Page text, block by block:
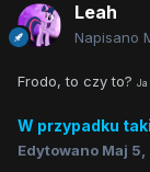
Leah
Napisano
Frodo, to czy to? Ja
W przypadku
Edytowano Maj 5,